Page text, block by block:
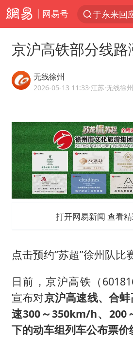
网易号
《披荆斩
中国第1
2025年小
上海大部
《龙餐馆
京沪高铁部分线路
无线徐州
2026-05-13 11:33·江苏·无线徐
打开网易新闻 查看
点击预约“苏超”徐州队比
日前，京沪高铁（
宣布对京沪高速线、合
速300～350km/h、200
下的动车组列车公布票价